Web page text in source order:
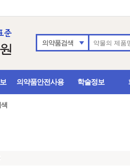
의약품검색
의약품안전사용 학술정보